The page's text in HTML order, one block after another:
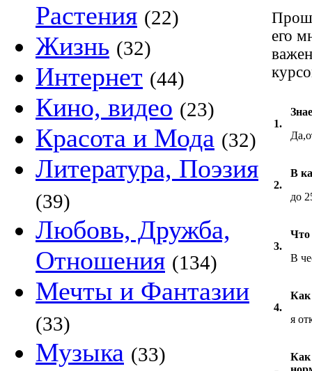
Растения (22)
Жизнь (32)
Интернет (44)
Кино, видео (23)
Красота и Мода (32)
Литература, Поэзия
(39)
Любовь, Дружба,
Отношения (134)
Мечты и Фантазии
(33)
Музыка (33)
его
1.
2.
В
до
3.
Что
В
4.
Как
я
Как